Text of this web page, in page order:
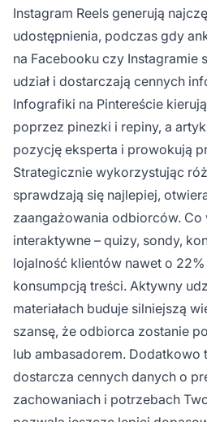
Instagram Reels generują
udostępnienia, podczas gdy
na Facebooku czy Instagramie
udział i dostarczają cennych
Infografiki na Pintereście
poprzez pinezki i repiny, a
pozycję eksperta i prowokują
Strategicznie wykorzystując
sprawdzają się najlepiej,
zaangażowania odbiorców.
interaktywne – quizy, sondy,
lojalność klientów nawet o
konsumpcją treści. Aktywny
materiałach buduje silniejszą
szansę, że odbiorca zostanie
lub ambasadorem. Dodatkowo
dostarcza cennych danych o
zachowaniach i potrzebach